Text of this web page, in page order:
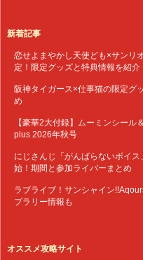
新着記事
恋せよまやかし天使ども×サンリ
定！限定グッズと特典情報を紹介
阪神タイガース×仕事猫の限定グ
め
【豪華2大付録】ムーミンシー
plus 2026年秋号
にじさんじ「がんばらないボイ
始！期間と参加ライバーまとめ
ラブライブ！サンシャイン
プラリー情報も
オススメ攻略サイト